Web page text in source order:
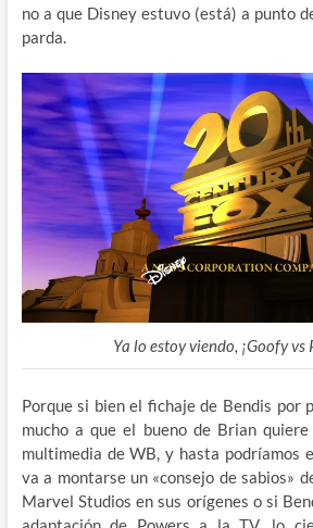
no a que Disney estuvo (está) a punto
parda.
Ya lo estoy viendo, ¡Goofy vs
Porque si bien el fichaje de Bendis por
mucho a que el bueno de Brian
multimedia de WB, y hasta podríamos
va a montarse un «consejo de sabios»
Marvel Studios en sus orígenes o si